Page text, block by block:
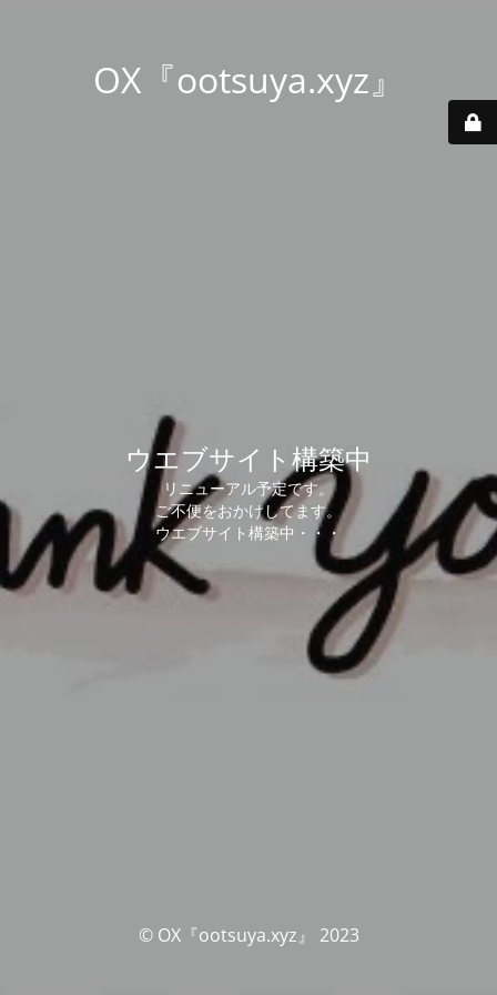
OX『ootsuya.xyz』
ウエブサイト構築中
リニューアル予定です。
ご不便をおかけしてます。
ウエブサイト構築中・・・
© OX『ootsuya.xyz』 2023